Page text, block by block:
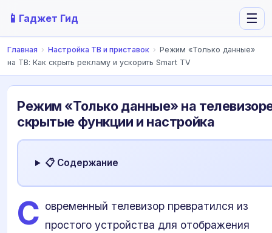
📱 Гаджет Гид ☰
Главная › Настройка ТВ и приставок › Режим «Только данные»
на ТВ: Как скрыть рекламу и ускорить Smart TV
Режим «Только данные» на
скрытые функции и настройка
📋 Содержание
С овременный телевизор превратился из
простого устройства для отображения